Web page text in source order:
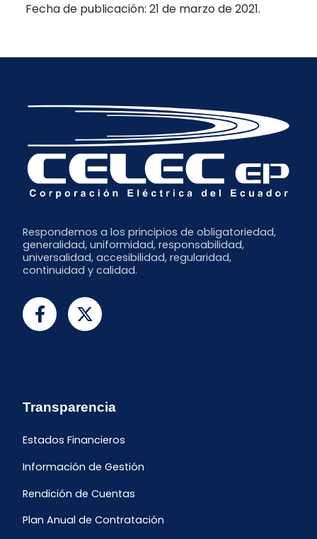
Fecha de publicación: 21 de marzo de 2021.
Respondemos a los principios de obligatoriedad,
generalidad, uniformidad, responsabilidad,
universalidad, accesibilidad, regularidad,
continuidad y calidad.
Transparencia
Estados Financieros
Información de Gestión
Rendición de Cuentas
Plan Anual de Contratación